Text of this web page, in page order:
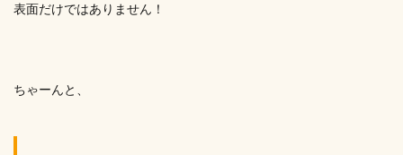
表面だけではありません！
ちゃーんと、